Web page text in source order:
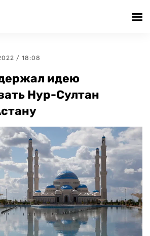
/ 18:08
идею
Нур-Султан